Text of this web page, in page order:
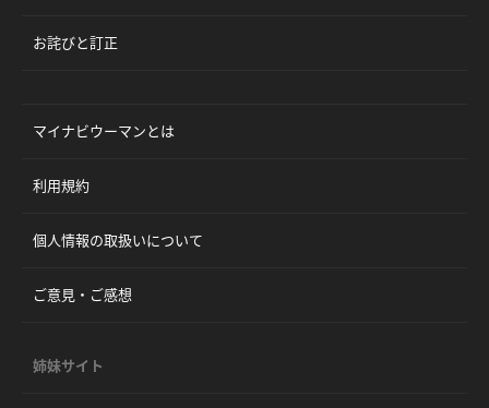
お詫びと訂正
マイナビウーマンとは
利用規約
個人情報の取扱いについて
ご意見・ご感想
姉妹サイト